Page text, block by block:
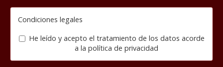
Condiciones legales
He leído y acepto el tratamiento de los datos acorde
a la política de privacidad